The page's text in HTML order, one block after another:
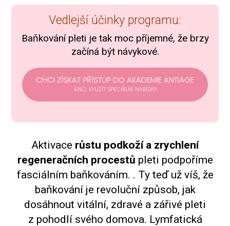
Vedlejší účinky programu:
Baňkování pleti je tak moc příjemné, že brzy
začíná být návykové.
CHCI ZÍSKAT PŘÍSTUP DO AKADEMIE ANTIAGE
ANO, VYUŽÍT SPECIÁLNÍ NABÍDKY
Aktivace růstu podkoží a zrychlení
regeneračních procestů pleti podpoříme
fasciálním baňkováním. . Ty teď už víš, že
baňkování je revoluční způsob, jak
dosáhnout vitální, zdravé a zářivé pleti
z pohodlí svého domova. Lymfatická